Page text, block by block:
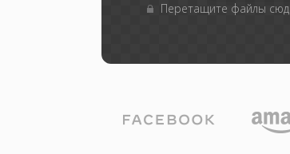
Перетащите файлы